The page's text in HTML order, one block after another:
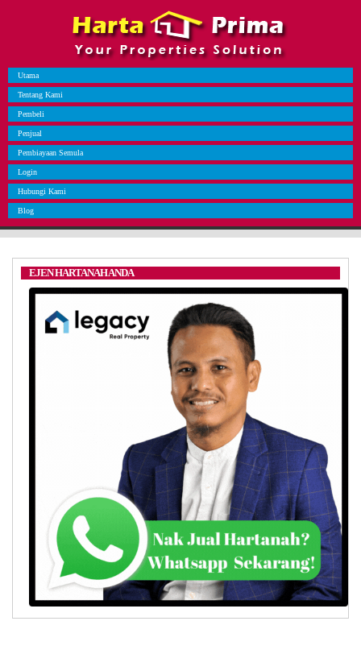
Utama
Tentang Kami
Pembeli
Penjual
Pembiayaan Semula
Login
Hubungi Kami
Blog
EJEN HARTANAH ANDA